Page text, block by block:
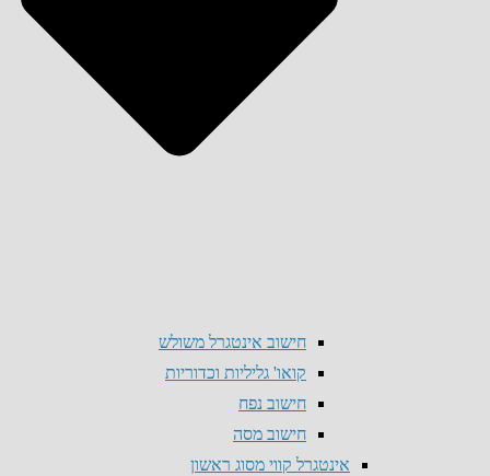
חישוב אינטגרל משולש
קואו' גליליות וכדוריות
חישוב נפח
חישוב מסה
אינטגרל קווי מסוג ראשון